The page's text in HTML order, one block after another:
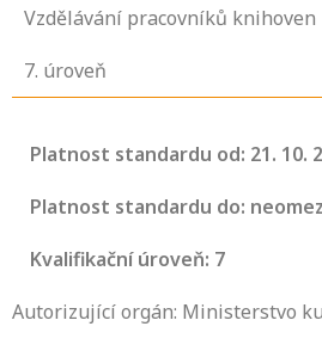
Vzdělávání pracovníků knihoven
7. úroveň
Platnost standardu od: 21. 10.
Platnost standardu do:
Kvalifikační úroveň: 7
Autorizující orgán: Ministerstvo